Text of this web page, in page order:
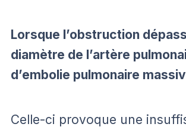
Lorsque l’obstruction
diamètre de l’artère
d’embolie pulmonaire
Celle-ci provoque une